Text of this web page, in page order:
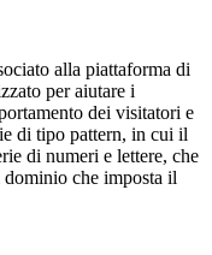
alla piattaforma di
per aiutare i
dei visitatori e
di tipo pattern, in cui il
di numeri e lettere, che
che imposta il